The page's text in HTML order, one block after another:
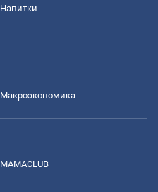
Напитки
Mакроэкономика
MAMACLUB